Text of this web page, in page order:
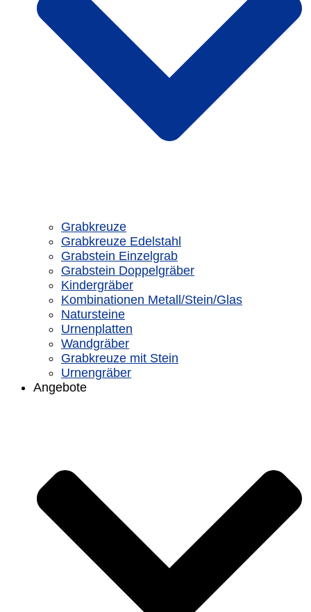
Grabkreuze
Grabkreuze Edelstahl
Grabstein Einzelgrab
Grabstein Doppelgräber
Kindergräber
Kombinationen Metall/Stein/Glas
Natursteine
Urnenplatten
Wandgräber
Grabkreuze mit Stein
Urnengräber
Angebote